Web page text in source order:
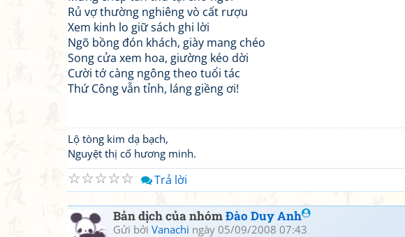
Rủ vợ thường nghiêng vò cất rượu
Xem kinh lo giữ sách ghi lời
Ngõ bồng đón khách, giày mang chéo
Song cửa xem hoa, giường kéo dời
Cười tớ càng ngông theo tuổi tác
Thứ Công vẫn tỉnh, láng giềng ơi!
Lộ tòng kim dạ bạch,
Nguyệt thị cố hương minh.
☆
☆
☆
☆
☆ Trả lời
Bản dịch của nhómĐào Duy Anh
Gửi bởi Vanachi ngày 05/09/2008 07:43